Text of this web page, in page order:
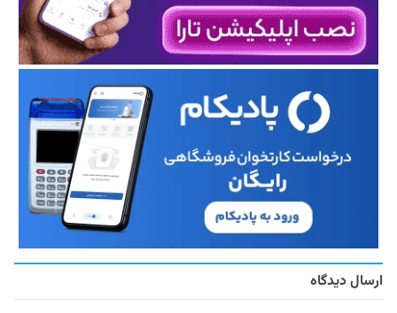
ارسال دیدگاه